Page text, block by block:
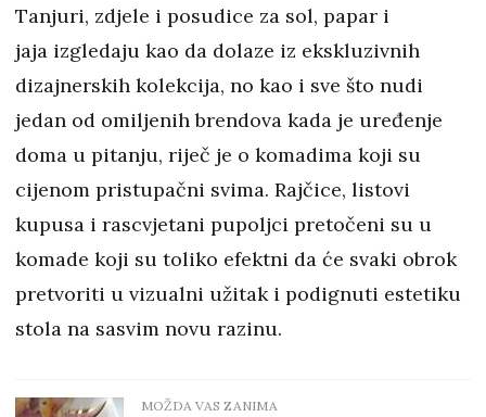
Tanjuri, zdjele i posudice za sol, papar i
jaja izgledaju kao da dolaze iz ekskluzivnih
dizajnerskih kolekcija, no kao i sve što nudi
jedan od omiljenih brendova kada je uređenje
doma u pitanju, riječ je o komadima koji su
cijenom pristupačni svima. Rajčice, listovi
kupusa i rascvjetani pupoljci pretočeni su u
komade koji su toliko efektni da će svaki obrok
pretvoriti u vizualni užitak i podignuti estetiku
stola na sasvim novu razinu.
MOŽDA VAS ZANIMA